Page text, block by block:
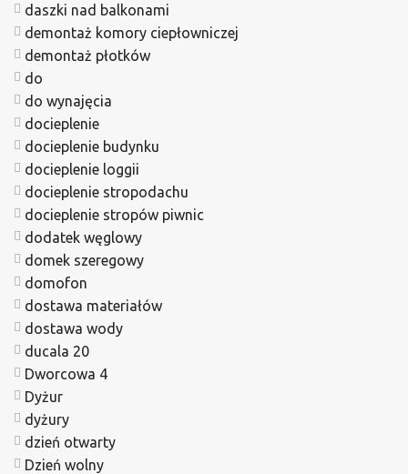
daszki nad balkonami
demontaż komory ciepłowniczej
demontaż płotków
do
do wynajęcia
docieplenie
docieplenie budynku
docieplenie loggii
docieplenie stropodachu
docieplenie stropów piwnic
dodatek węglowy
domek szeregowy
domofon
dostawa materiałów
dostawa wody
ducala 20
Dworcowa 4
Dyżur
dyżury
dzień otwarty
Dzień wolny